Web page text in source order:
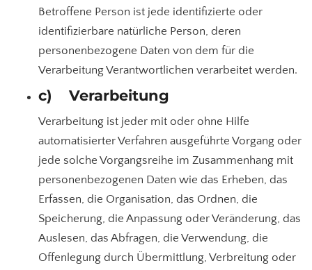
Betroffene Person ist jede identifizierte oder
identifizierbare natürliche Person, deren
personenbezogene Daten von dem für die
Verarbeitung Verantwortlichen verarbeitet werden.
c) Verarbeitung
Verarbeitung ist jeder mit oder ohne Hilfe
automatisierter Verfahren ausgeführte Vorgang oder
jede solche Vorgangsreihe im Zusammenhang mit
personenbezogenen Daten wie das Erheben, das
Erfassen, die Organisation, das Ordnen, die
Speicherung, die Anpassung oder Veränderung, das
Auslesen, das Abfragen, die Verwendung, die
Offenlegung durch Übermittlung, Verbreitung oder